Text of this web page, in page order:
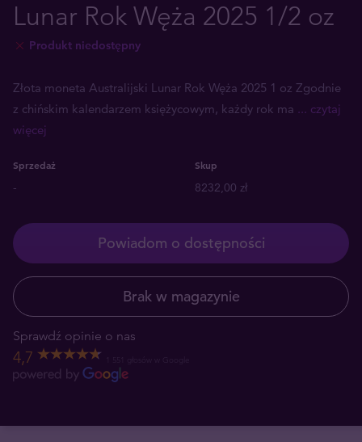
Lunar Rok Węża 2025 1/2 oz
Produkt niedostępny
Złota moneta Australijski Lunar Rok Węża 2025 1 oz Zgodnie
z chińskim kalendarzem księżycowym, każdy rok ma ... czytaj
więcej
Sprzedaż Skup
- 8232,00 zł
Powiadom o dostępności
Brak w magazynie
Sprawdź opinie o nas
4,7